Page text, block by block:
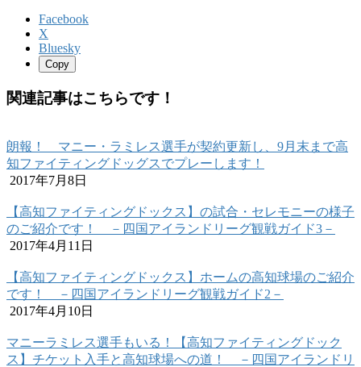
Facebook
X
Bluesky
Copy
関連記事はこちらです！
朗報！ マニー・ラミレス選手が契約更新し、9月末まで高
知ファイティングドッグスでプレーします！
2017年7月8日
【高知ファイティングドックス】の試合・セレモニーの様子
のご紹介です！ －四国アイランドリーグ観戦ガイド3－
2017年4月11日
【高知ファイティングドックス】ホームの高知球場のご紹介
です！ －四国アイランドリーグ観戦ガイド2－
2017年4月10日
マニーラミレス選手もいる！【高知ファイティングドック
ス】チケット入手と高知球場への道！ －四国アイランドリ